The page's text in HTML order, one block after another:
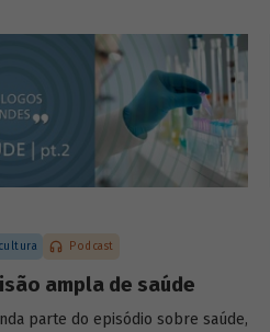
) no contexto do combate à
e sobre suas possibilidades
Podcast
ampla de saúde
parte do episódio sobre saúde,